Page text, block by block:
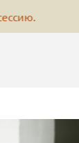
Узнать